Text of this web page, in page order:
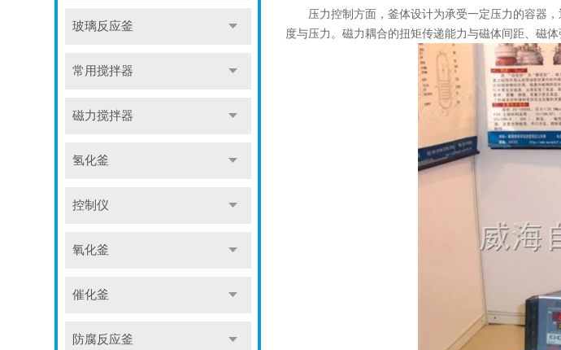
玻璃反应釜
常用搅拌器
磁力搅拌器
氢化釜
控制仪
氧化釜
催化釜
防腐反应釜
压力控制方面，釜体设计为承受一定压力的容器，
度与压力。磁力耦合的扭矩传递能力与磁体间距、磁